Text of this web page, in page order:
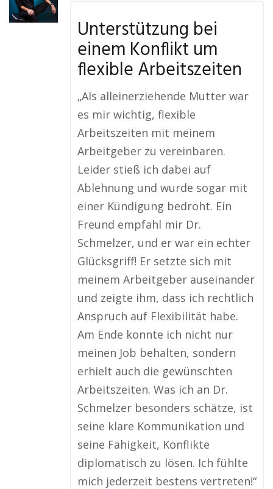
Unterstützung bei
einem Konflikt um
flexible Arbeitszeiten
„Als alleinerziehende Mutter war
es mir wichtig, flexible
Arbeitszeiten mit meinem
Arbeitgeber zu vereinbaren.
Leider stieß ich dabei auf
Ablehnung und wurde sogar mit
einer Kündigung bedroht. Ein
Freund empfahl mir Dr.
Schmelzer, und er war ein echter
Glücksgriff! Er setzte sich mit
meinem Arbeitgeber auseinander
und zeigte ihm, dass ich rechtlich
Anspruch auf Flexibilität habe.
Am Ende konnte ich nicht nur
meinen Job behalten, sondern
erhielt auch die gewünschten
Arbeitszeiten. Was ich an Dr.
Schmelzer besonders schätze, ist
seine klare Kommunikation und
seine Fähigkeit, Konflikte
diplomatisch zu lösen. Ich fühlte
mich jederzeit bestens vertreten!“